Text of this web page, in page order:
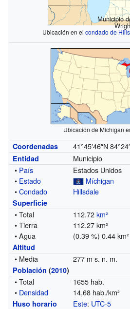
Municipio
Ubicación en el condado de
Ubicación de Míchigan
Coordenadas 41°45′46″N
Entidad
Municipio
• País
Estados Unidos
• Estado
Míchigan
•Condado Hillsdale
Superficie
• Total 112.72km²
• Tierra
112.27 km²
• Agua
(0.39 %) 0.44 km²
Altitud
• Media 277 m s. n. m.
Población (2010)
• Total
1655 hab.
• Densidad 14,68 hab./km²
Huso horario Este: UTC-5